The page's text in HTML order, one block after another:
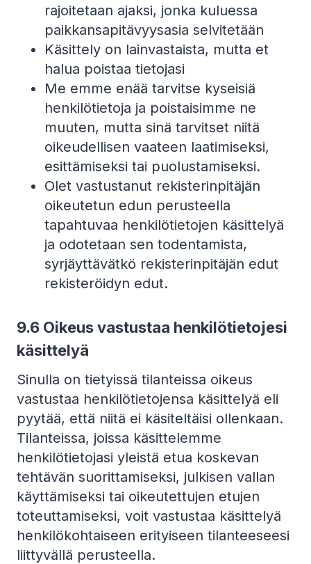
rajoitetaan ajaksi, jonka kuluessa
paikkansapitävyysasia selvitetään
Käsittely on lainvastaista, mutta et
halua poistaa tietojasi
Me emme enää tarvitse kyseisiä
henkilötietoja ja poistaisimme ne
muuten, mutta sinä tarvitset niitä
oikeudellisen vaateen laatimiseksi,
esittämiseksi tai puolustamiseksi.
Olet vastustanut rekisterinpitäjän
oikeutetun edun perusteella
tapahtuvaa henkilötietojen käsittelyä
ja odotetaan sen todentamista,
syrjäyttävätkö rekisterinpitäjän edut
rekisteröidyn edut.
9.6 Oikeus vastustaa henkilötietojesi
käsittelyä
Sinulla on tietyissä tilanteissa oikeus
vastustaa henkilötietojensa käsittelyä eli
pyytää, että niitä ei käsiteltäisi ollenkaan.
Tilanteissa, joissa käsittelemme
henkilötietojasi yleistä etua koskevan
tehtävän suorittamiseksi, julkisen vallan
käyttämiseksi tai oikeutettujen etujen
toteuttamiseksi, voit vastustaa käsittelyä
henkilökohtaiseen erityiseen tilanteeseesi
liittyvällä perusteella.